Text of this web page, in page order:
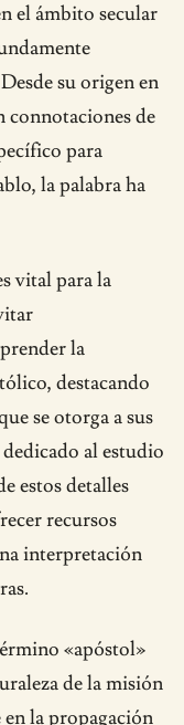
el ámbito secular
su origen en
connotaciones de
para
la palabra ha
vital para la
la
destacando
se otorga a sus
al estudio
estos detalles
recursos
interpretación
«apóstol»
de la misión
en la propagación